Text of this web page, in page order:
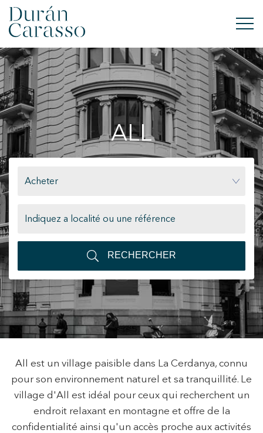
ACHETER
À LOUER
VENDRE
GROUPE DC
+34 935 178 067
ES CA EN FR
ALL
Acheter
RECHERCHER
All est un village paisible dans La Cerdanya, connu
pour son environnement naturel et sa tranquillité. Le
village d'All est idéal pour ceux qui recherchent un
endroit relaxant en montagne et offre de la
confidentialité ainsi qu'un accès proche aux activités
Modifier les cookies
Technique et Fonctionnel Toujours actif
informations afin d'améliorer nos services. Si vous
continuez à naviguer, vous acceptez leur installation.
L'utilisateur a la possibilité de configurer son navigateur,
pouvant, s'il le souhaite, empêcher leur installation sur son
disque dur, même s'il doit garder à l'esprit qu'une telle
action peut entraîner des difficultés de navigation sur le
site.